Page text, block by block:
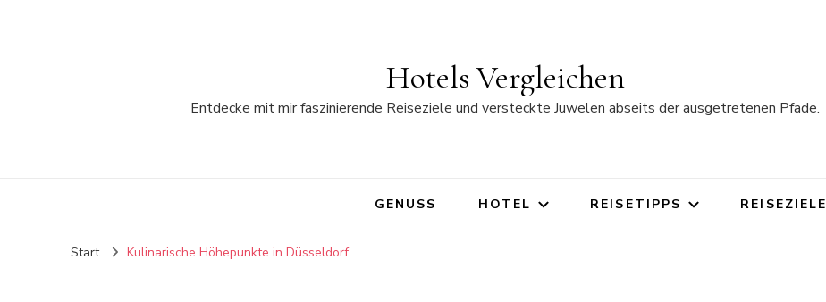
Hotels Vergleichen
Entdecke mit mir faszinierende Reiseziele und versteckte Juwelen abseits der ausgetretenen Pfade.
GENUSS HOTEL REISETIPPS REISEZIELE
Start Kulinarische Höhepunkte in Düsseldorf